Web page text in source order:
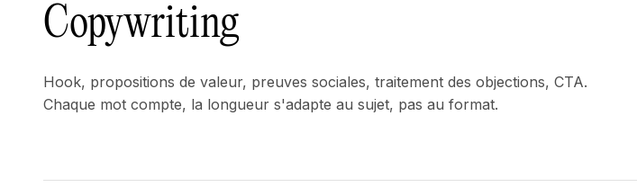
Copywriting
Hook, propositions de valeur, preuves sociales, traitement des objections, CTA.
Chaque mot compte, la longueur s'adapte au sujet, pas au format.